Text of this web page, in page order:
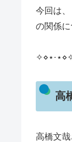
今回は
の関係に
高
高橋文哉